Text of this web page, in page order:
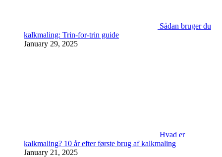
Sådan bruger du
kalkmaling: Trin-for-trin guide
January 29, 2025
Hvad er
kalkmaling? 10 år efter første brug af kalkmaling
January 21, 2025